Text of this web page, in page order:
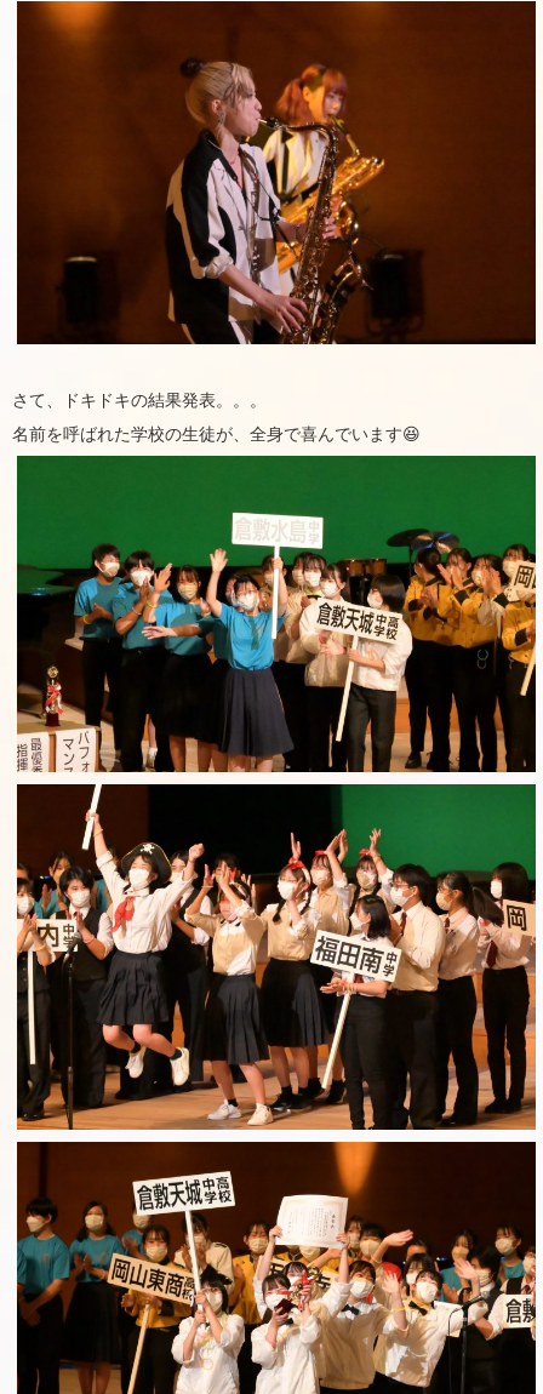
さて、ドキドキの結果発表。。。
名前を呼ばれた学校の生徒が、全身で喜んでいます😆